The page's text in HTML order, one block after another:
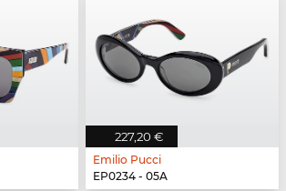
227,20 €
Emilio Pucci
EP0234 - 05A